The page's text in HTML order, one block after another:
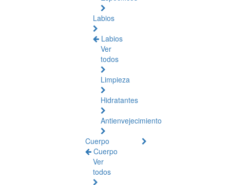
Labios
Labios
Ver
todos
Limpieza
Hidratantes
Antienvejecimiento
Cuerpo
Cuerpo
Ver
todos